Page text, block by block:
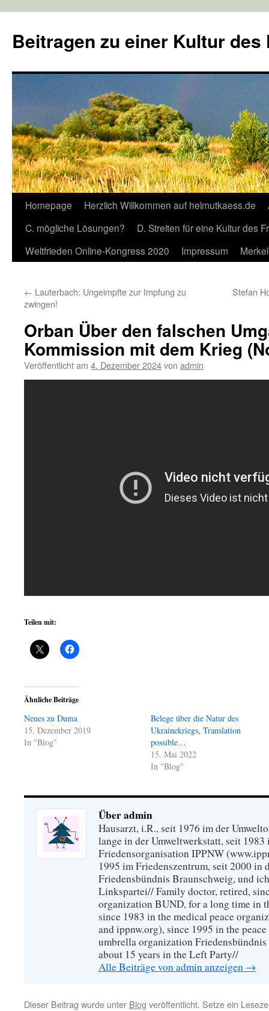
springen
Beitragen zu einer Kultur des
Homepage Herzlich Willkommen auf helmutkaess.de
C. mögliche Lösungen?
D. Streiten für eine Kultur des
Weltfrieden Online-Kongress 2020
Impressum
← Lauterbach: Ungeimpfte zur Impfung zu
zwingen!
Stefan
Orban Über den falschen
Kommission mit dem Krieg
Veröffentlicht am 4. Dezember 2024von admin
Teilen mit:
Ähnliche Beiträge
Neues zu Duma
15. Dezember 2019
In "Blog"
Belege über die Natur des
Ukrainekriegs, Translation
possible…
15. Mai 2022
In "Blog"
Über admin
Hausarzt, i.R., seit 1976 im der
lange in der Umweltwerkstatt, seit
Friedensorganisation IPPNW
1995 im Friedenszentrum, seit 2000 in
Friedensbündnis Braunschweig, und
Linkspartei// Family doctor, retired,
organization BUND, for a long time in
since 1983 in the medical peace
and ippnw.org), since 1995 in the
umbrella organization
about 15 years in the Left Party//
Alle Beiträge von admin anzeigen →
Dieser Beitrag wurde unter Blog veröffentlicht. Setze ein